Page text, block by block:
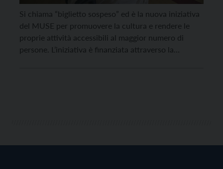
Si chiama “biglietto sospeso” ed è la nuova iniziativa
del MUSE per promuovere la cultura e rendere le
proprie attività accessibili al maggior numero di
persone. L’iniziativa è finanziata attraverso la